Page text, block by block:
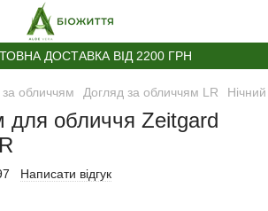
ДОСТАВКА ВІД 2200 ГРН
обличчям Догляд за обличчям LR
для обличчя Zeitgard
Написати відгук